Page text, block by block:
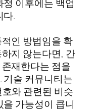
이후에는 백업
다.
인 방법임을 확
지 않는다면, 간
재한다는 점을
기술 커뮤니티는
와 관련된 비슷
가능성이 큽니